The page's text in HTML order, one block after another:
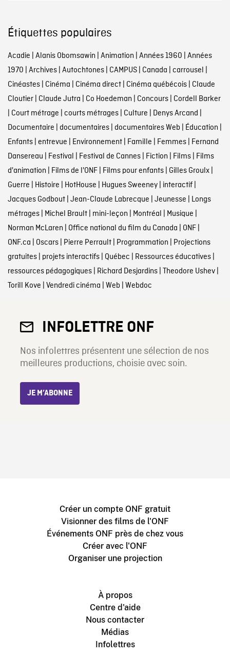
Étiquettes populaires
Acadie | Alanis Obomsawin | Animation | Années 1960 | Années
1970 | Archives| Autochtones| CAMPUS| Canada | carrousel |
Cinéastes| Cinéma | Cinéma direct| Cinéma québécois| Claude
Cloutier| Claude Jutra | Co Hoedeman | Concours| Cordell Barker
| Court métrage | courts métrages| Culture | Denys Arcand |
Documentaire | documentaires| documentaires Web | Éducation |
Enfants| entrevue | Environnement| Famille | Femmes| Fernand
Dansereau | Festival | Festival de Cannes| Fiction | Films| Films
d'animation | Films de l'ONF| Films pour enfants| Gilles Groulx|
Guerre | Histoire | HotHouse | Hugues Sweeney| interactif|
Jacques Godbout| Jean-Claude Labrecque | Jeunesse | Longs
métrages| Michel Brault| mini-leçon | Montréal | Musique |
Norman McLaren | Office national du film du Canada | ONF|
ONF.ca | Oscars| Pierre Perrault| Programmation | Projections
gratuites| projets interactifs| Québec | Ressources éducatives|
ressources pédagogiques| Richard Desjardins| Theodore Ushev|
Torill Kove | Vendredi cinéma | Web | Webdoc
INFOLETTRE ONF
Nos infolettres présentent une sélection de nos
meilleures productions, choisie avec soin.
JE M’ABONNE
Créer un compte ONF gratuit
Visionner des films de l'ONF
Événements ONF près de chez vous
Créer avec l'ONF
Organiser une projection
À propos
Centre d'aide
Nous contacter
Médias
Infolettres